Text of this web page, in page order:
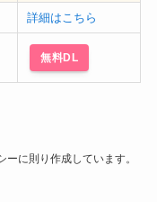
詳細はこちら
無料DL
に則り作成しています。